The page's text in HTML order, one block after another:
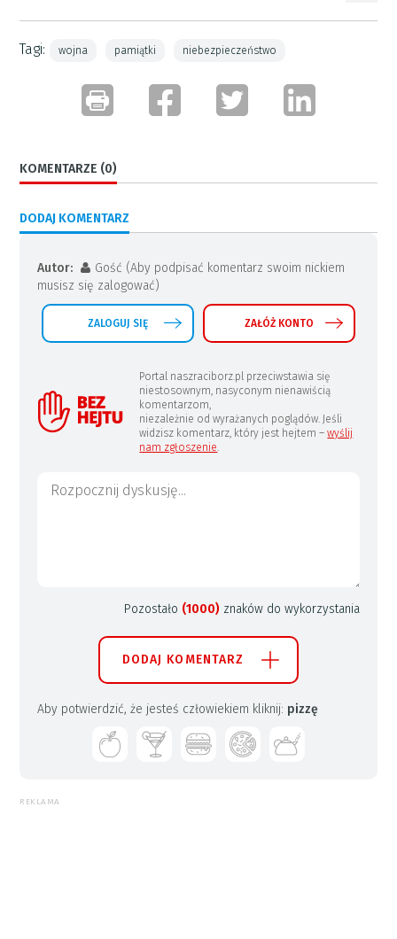
Tagi: wojna pamiątki niebezpieczeństwo
KOMENTARZE (0)
DODAJ KOMENTARZ
Autor:
Gość (Aby podpisać komentarz swoim nickiem
musisz się zalogować)
ZALOGUJ SIĘ ZAŁÓŻ KONTO
Portal naszraciborz.pl przeciwstawia się
niestosownym, nasyconym nienawiścią
komentarzom,
niezależnie od wyrażanych poglądów. Jeśli
widzisz komentarz, który jest hejtem –wyślij
nam zgłoszenie.
Pozostało (1000) znaków do wykorzystania
DODAJ KOMENTARZ
Aby potwierdzić, że jesteś człowiekiem kliknij: pizzę
REKLAMA